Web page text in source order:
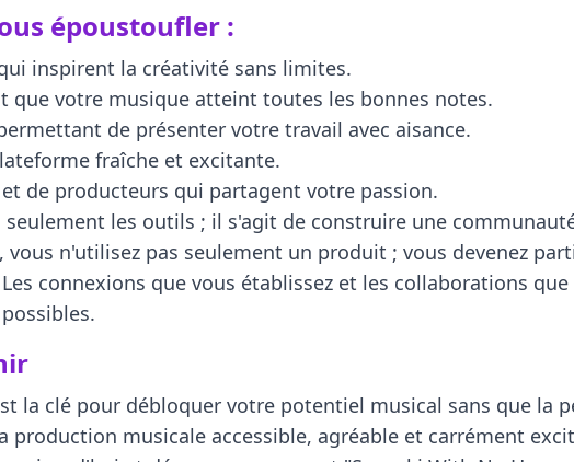
époustoufler :
inspirent la créativité sans limites.
que votre musique atteint toutes les bonnes notes.
de présenter votre travail avec aisance.
fraîche et excitante.
de producteurs qui partagent votre passion.
les outils ; il s'agit de construire une
n'utilisez pas seulement un produit ; vous devenez
connexions que vous établissez et les collaborations
la clé pour débloquer votre potentiel musical sans que la
production musicale accessible, agréable et carrément